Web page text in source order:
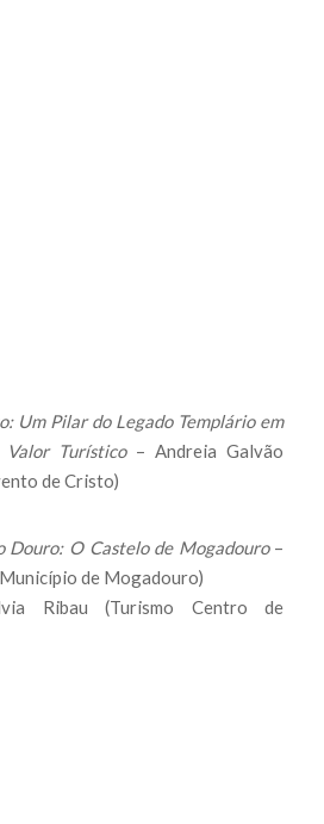
Um Pilar do Legado Templário em
Turístico– Andreia Galvão
de Cristo)
Douro: O Castelo de Mogadouro–
de Mogadouro)
Ribau (Turismo Centro de